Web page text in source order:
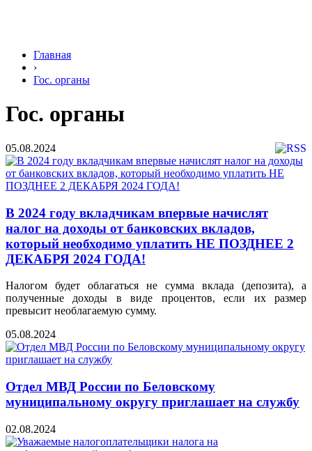
Главная
›
Гос. органы
Гос. органы
05.08.2024
В 2024 году вкладчикам впервые начислят
налог на доходы от банковских вкладов,
который необходимо уплатить НЕ ПОЗДНЕЕ 2
ДЕКАБРЯ 2024 ГОДА!
Налогом будет облагаться не сумма вклада (депозита), а
полученные доходы в виде процентов, если их размер
превысит необлагаемую сумму.
05.08.2024
Отдел МВД России по Беловскому
муниципальному округу приглашает на службу
02.08.2024